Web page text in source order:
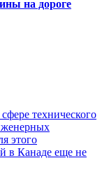
на дороге
технического
этого
в Канаде еще не